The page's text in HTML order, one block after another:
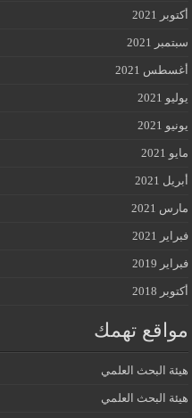
أكتوبر 2021
سبتمبر 2021
أغسطس 2021
يوليو 2021
يونيو 2021
مايو 2021
أبريل 2021
مارس 2021
فبراير 2021
فبراير 2019
أكتوبر 2018
مواقع تهمك
هيئة البحث العلمي
هيئة البحث العلمي